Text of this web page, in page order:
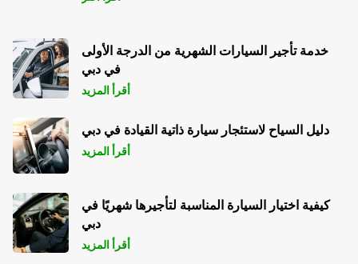
خدمة تأجير السيارات الشهرية من الدرجة الأولى
في دبي
أقرأ المزيد
دليل السياح لاستئجار سيارة ذاتية القيادة في دبي
أقرأ المزيد
كيفية اختيار السيارة المناسبة لتأجيرها شهريًا في
دبي
أقرأ المزيد